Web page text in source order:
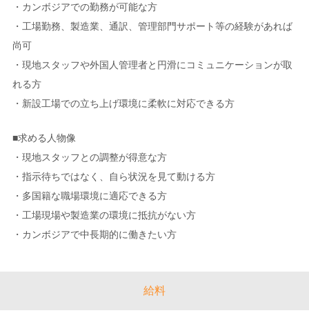
・カンボジアでの勤務が可能な方
・工場勤務、製造業、通訳、管理部門サポート等の経験があれば
尚可
・現地スタッフや外国人管理者と円滑にコミュニケーションが取
れる方
・新設工場での立ち上げ環境に柔軟に対応できる方
■求める人物像
・現地スタッフとの調整が得意な方
・指示待ちではなく、自ら状況を見て動ける方
・多国籍な職場環境に適応できる方
・工場現場や製造業の環境に抵抗がない方
・カンボジアで中長期的に働きたい方
給料